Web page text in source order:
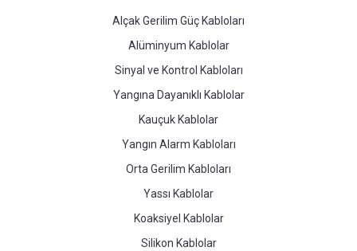
Alçak Gerilim Güç Kabloları
Alüminyum Kablolar
Sinyal ve Kontrol Kabloları
Yangına Dayanıklı Kablolar
Kauçuk Kablolar
Yangın Alarm Kabloları
Orta Gerilim Kabloları
Yassı Kablolar
Koaksiyel Kablolar
Silikon Kablolar